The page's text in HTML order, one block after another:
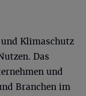
Klimaschutz
Das
und
Branchen im